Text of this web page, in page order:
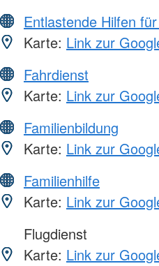
Entlastende Hilfen
Karte: Link zur
Fahrdienst
Karte: Link zur
Familienbildung
Karte: Link zur
Familienhilfe
Karte: Link zur
Flugdienst
Karte: Link zur